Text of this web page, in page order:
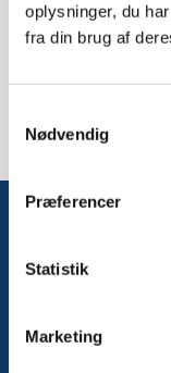
oplysninger, du
fra din brug af
Nødvendig
Præferencer
Statistik
Marketing